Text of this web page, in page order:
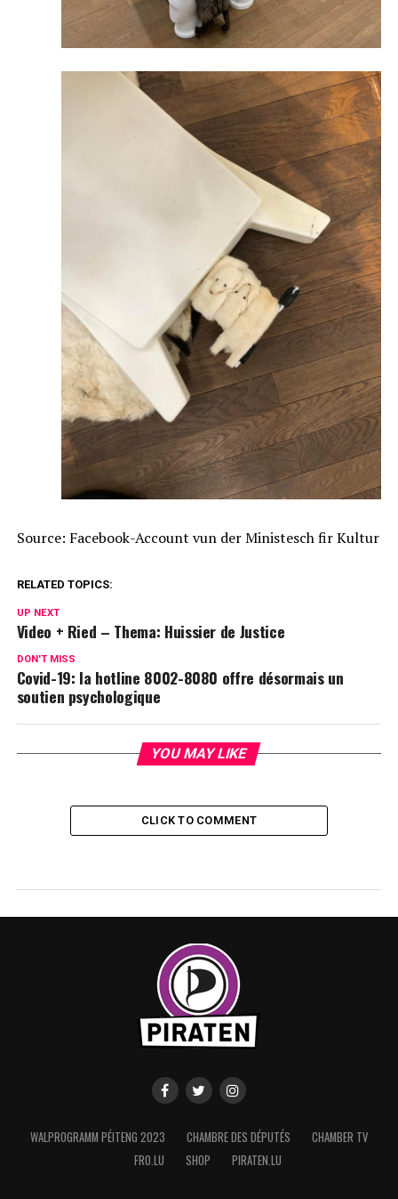
Source: Facebook-Account vun der Ministesch fir Kultur
RELATED TOPICS:
UP NEXT
Video + Ried – Thema: Huissier de Justice
DON'T MISS
Covid-19: la hotline 8002-8080 offre désormais un
soutien psychologique
YOU MAY LIKE
CLICK TO COMMENT
WALPROGRAMM PÉITENG 2023 CHAMBRE DES DÉPUTÉS
CHAMBER TV
FRO.LU
SHOP PIRATEN.LU